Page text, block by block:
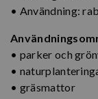
• Användning:
• parker och
•
• gräsmattor